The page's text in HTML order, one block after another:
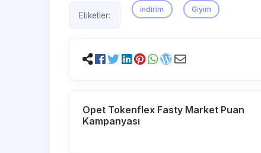
Etiketler:
indirim Giyim
Opet Tokenflex Fasty Market Puan
Kampanyası